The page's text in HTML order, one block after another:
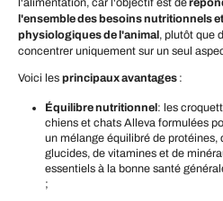
l'ensemble des besoins nutritionnels et
physiologiques de l'animal, plutôt que
concentrer uniquement sur un seul
Voici les principaux avantages :
Équilibre nutritionnel : les
chiens et chats Alleva formulées
un mélange équilibré de protéines,
glucides, de vitamines et de
essentiels à la bonne santé
;